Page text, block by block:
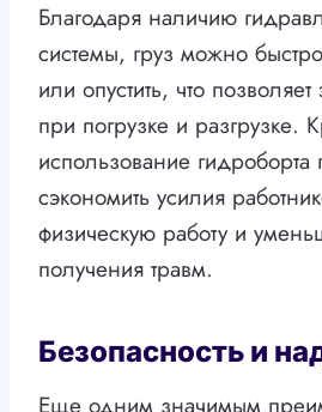
Благодаря наличию
системы, груз можно
или опустить, что
при погрузке и разгрузке.
использование гидроборта
сэкономить усилия
физическую работу и
получения травм.
Безопасность и